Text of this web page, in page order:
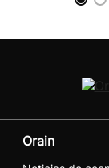
Orain